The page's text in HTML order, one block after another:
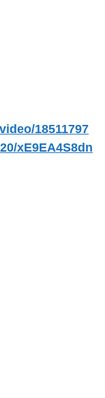
18511797
xE9EA4S8dn